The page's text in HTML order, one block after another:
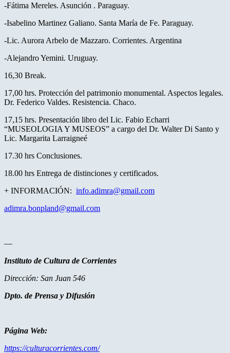
-Fátima Mereles. Asunción . Paraguay.
-Isabelino Martinez Galiano. Santa María de Fe. Paraguay.
-Lic. Aurora Arbelo de Mazzaro. Corrientes. Argentina
-Alejandro Yemini. Uruguay.
16,30 Break.
17,00 hrs. Protección del patrimonio monumental. Aspectos legales.
Dr. Federico Valdes. Resistencia. Chaco.
17,15 hrs. Presentación libro del Lic. Fabio Echarri
“MUSEOLOGIA Y MUSEOS” a cargo del Dr. Walter Di Santo y
Lic. Margarita Larraigneé
17.30 hrs Conclusiones.
18.00 hrs Entrega de distinciones y certificados.
+ INFORMACIÓN: info.adimra@gmail.com
adimra.bonpland@gmail.com
—
Instituto de Cultura de Corrientes
Dirección: San Juan 546
Dpto. de Prensa y Difusión
Página Web:
https://culturacorrientes.com/